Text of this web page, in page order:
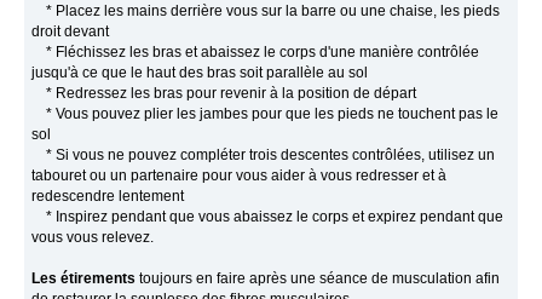
* Placez les mains derrière vous sur la barre ou une chaise, les pieds
droit devant
* Fléchissez les bras et abaissez le corps d'une manière contrôlée
jusqu'à ce que le haut des bras soit parallèle au sol
* Redressez les bras pour revenir à la position de départ
* Vous pouvez plier les jambes pour que les pieds ne touchent pas le
sol
* Si vous ne pouvez compléter trois descentes contrôlées, utilisez un
tabouret ou un partenaire pour vous aider à vous redresser et à
redescendre lentement
* Inspirez pendant que vous abaissez le corps et expirez pendant que
vous vous relevez.
Les étirements toujours en faire après une séance de musculation afin